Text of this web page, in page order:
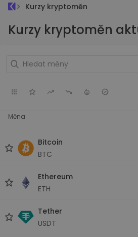
Kurzy kryptoměn
Kurzy kryptoměn
Měna
Bitcoin
BTC
Ethereum
ETH
Tether
USDT